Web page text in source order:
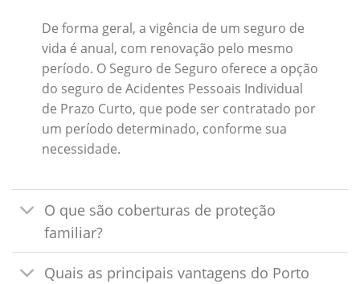
De forma geral, a vigência de um seguro de
vida é anual, com renovação pelo mesmo
período. O Seguro de Seguro oferece a opção
do seguro de Acidentes Pessoais Individual
de Prazo Curto, que pode ser contratado por
um período determinado, conforme sua
necessidade.
O que são coberturas de proteção
familiar?
Quais as principais vantagens do Porto